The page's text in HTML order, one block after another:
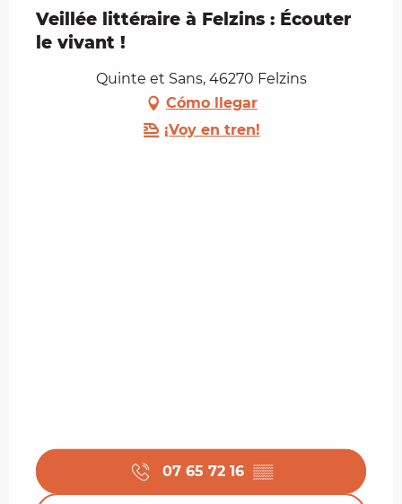
Veillée littéraire à Felzins : Écouter
le vivant !
Quinte et Sans, 46270 Felzins
Cómo llegar
¡Voy en tren!
07 65 72 16 ▒▒